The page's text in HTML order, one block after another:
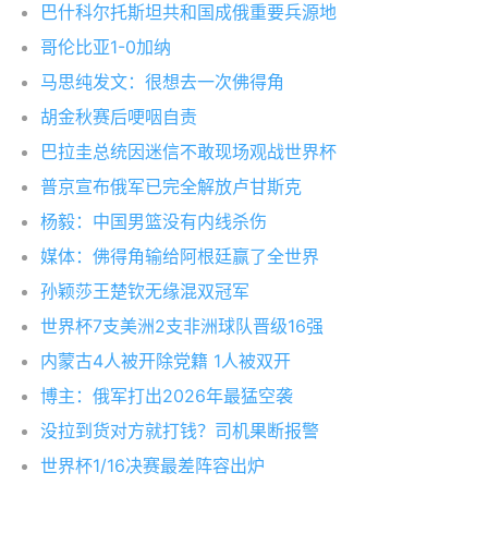
巴什科尔托斯坦共和国成俄重要兵源地
哥伦比亚1-0加纳
马思纯发文：很想去一次佛得角
胡金秋赛后哽咽自责
巴拉圭总统因迷信不敢现场观战世界杯
普京宣布俄军已完全解放卢甘斯克
杨毅：中国男篮没有内线杀伤
媒体：佛得角输给阿根廷赢了全世界
孙颖莎王楚钦无缘混双冠军
世界杯7支美洲2支非洲球队晋级16强
内蒙古4人被开除党籍 1人被双开
博主：俄军打出2026年最猛空袭
没拉到货对方就打钱？司机果断报警
世界杯1/16决赛最差阵容出炉